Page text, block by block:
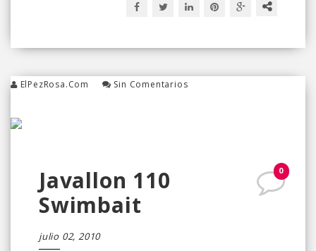
ElPezRosa.com Sin Comentarios
0
Javallon 110
Swimbait
julio 02, 2010